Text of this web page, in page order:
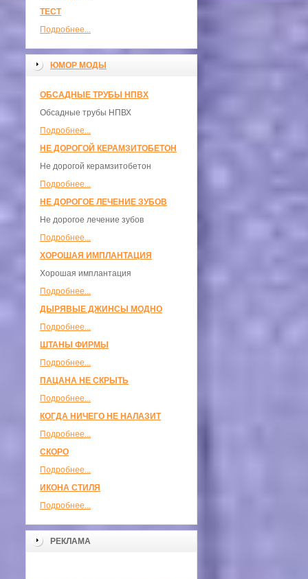
ТЕСТ
Подробнее...
ЮМОР МОДЫ
ОБСАДНЫЕ ТРУБЫ НПВХ
Обсадные трубы НПВХ
Подробнее...
НЕ ДОРОГОЙ КЕРАМЗИТОБЕТОН
Не дорогой керамзитобетон
Подробнее...
НЕ ДОРОГОЕ ЛЕЧЕНИЕ ЗУБОВ
Не дорогое лечение зубов
Подробнее...
ХОРОШАЯ ИМПЛАНТАЦИЯ
Хорошая имплантация
Подробнее...
ДЫРЯВЫЕ ДЖИНСЫ МОДНО
Подробнее...
ШТАНЫ ФИРМЫ
Подробнее...
ПАЦАНА НЕ СКРЫТЬ
Подробнее...
КОГДА НИЧЕГО НЕ НАЛАЗИТ
Подробнее...
СКОРО
Подробнее...
ИКОНА СТИЛЯ
Подробнее...
РЕКЛАМА